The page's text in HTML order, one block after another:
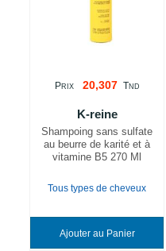
PRIX 20,307 TND
K-reine
Shampoing sans sulfate
au beurre de karité et à
vitamine B5 270 Ml
Tous types de cheveux
Ajouter au Panier